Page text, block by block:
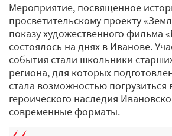
Мероприятие, посвященное
просветительскому проекту
показу художественного фильма
состоялось на днях в Иванове.
события стали школьники
региона, для которых
стала возможностью погрузиться
героического наследия
современные форматы.